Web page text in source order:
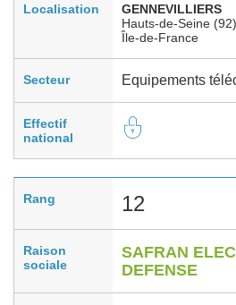
Localisation
GENNEVILLIERS
Hauts-de-Seine (92)
Île-de-France
Secteur Equipements
Effectif
national
Rang 12
Raison
sociale
SAFRAN
DEFENSE